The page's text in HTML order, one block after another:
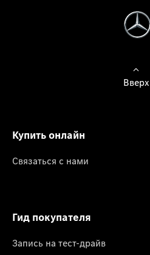
Вверх
Купить онлайн
Связаться с нами
Гид покупателя
Запись на тест-драйв